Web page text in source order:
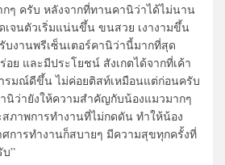
ๆ ครับ หลังจากที่ทานคานิว่าได้ไม่นาน
จนตัวเริ่มแน่นขึ้น ขนสวย เงางามขึ้น
บงานพรีเซ็นเตอร์คานิว่านี้มากที่สุด
อย และมีประโยชน์ สังเกตได้จากที่เค้า
รมณ์ดีขึ้น ไม่ค่อยติสท์เหมือนแต่ก่อนครับ
ว่ายังให้ความสำคัญกับน้องแมวมากๆ
ภาพการทำงานที่ไม่กดดัน ทำให้น้อง
ศการทำงานก็สบายๆ มีความสุขทุกครั้งที่
”